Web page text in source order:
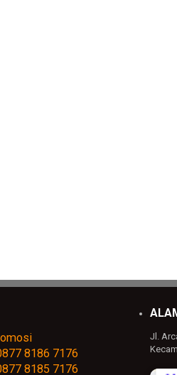
8186 7176
8185 7176
Jl.